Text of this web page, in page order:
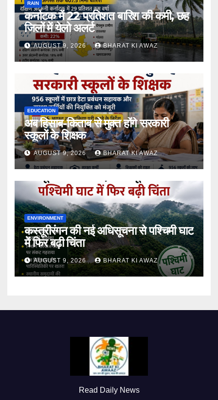
RAIN
कर्नाटक में 22 प्रतिशत बारिश की कमी, छह
जिलों में येलो अलर्ट
AUGUST 9, 2026 BHARAT KI AWAZ
EDUCATION
अब हिसाब-किताब से मुक्त होंगे सरकारी
स्कूलों के शिक्षक
AUGUST 9, 2026 BHARAT KI AWAZ
ENVIRONMENT
कस्तूरीरंगन की नई अधिसूचना से पश्चिमी घाट
में फिर बढ़ी चिंता
AUGUST 9, 2026 BHARAT KI AWAZ
Read Daily News